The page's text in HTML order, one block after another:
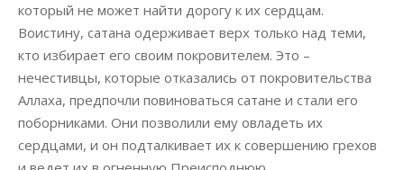
который не может найти дорогу к их сердцам.
Воистину, сатана одерживает верх только над теми,
кто избирает его своим покровителем. Это –
нечестивцы, которые отказались от покровительства
Аллаха, предпочли повиноваться сатане и стали его
поборниками. Они позволили ему овладеть их
сердцами, и он подталкивает их к совершению грехов